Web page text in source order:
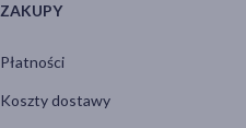
ZAKUPY
Płatności
Koszty dostawy